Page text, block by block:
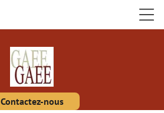
Contactez-nous